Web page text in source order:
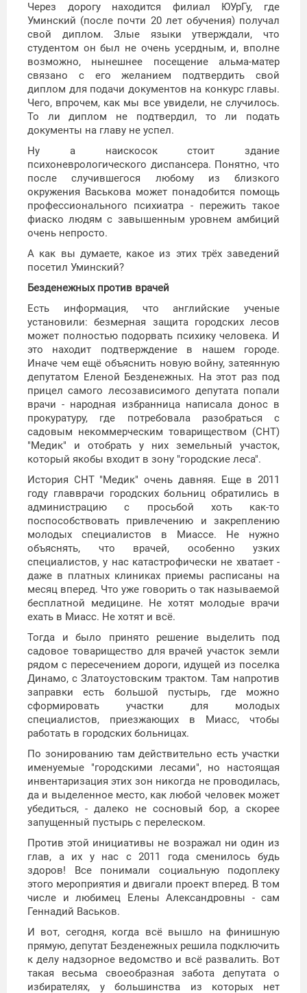
Через дорогу находится филиал ЮУрГу, где
Уминский (после почти 20 лет обучения) получал
свой диплом. Злые языки утверждали, что
студентом он был не очень усердным, и, вполне
возможно, нынешнее посещение альма-матер
связано с его желанием подтвердить свой
диплом для подачи документов на конкурс главы.
Чего, впрочем, как мы все увидели, не случилось.
То ли диплом не подтвердил, то ли подать
документы на главу не успел.
Ну а наискосок стоит здание
психоневрологического диспансера. Понятно, что
после случившегося любому из близкого
окружения Васькова может понадобится помощь
профессионального психиатра - пережить такое
фиаско людям с завышенным уровнем амбиций
очень непросто.
А как вы думаете, какое из этих трёх заведений
посетил Уминский?
Безденежных против врачей
Есть информация, что английские ученые
установили: безмерная защита городских лесов
может полностью подорвать психику человека. И
это находит подтверждение в нашем городе.
Иначе чем ещё объяснить новую войну, затеянную
депутатом Еленой Безденежных. На этот раз под
прицел самого лесозависимого депутата попали
врачи - народная избранница написала донос в
прокуратуру, где потребовала разобраться с
садовым некоммерческим товариществом (СНТ)
"Медик" и отобрать у них земельный участок,
который якобы входит в зону "городские леса".
История СНТ "Медик" очень давняя. Еще в 2011
году главврачи городских больниц обратились в
администрацию с просьбой хоть как-то
поспособствовать привлечению и закреплению
молодых специалистов в Миассе. Не нужно
объяснять, что врачей, особенно узких
специалистов, у нас катастрофически не хватает -
даже в платных клиниках приемы расписаны на
месяц вперед. Что уже говорить о так называемой
бесплатной медицине. Не хотят молодые врачи
ехать в Миасс. Не хотят и всё.
Тогда и было принято решение выделить под
садовое товарищество для врачей участок земли
рядом с пересечением дороги, идущей из поселка
Динамо, с Златоустовским трактом. Там напротив
заправки есть большой пустырь, где можно
сформировать участки для молодых
специалистов, приезжающих в Миасс, чтобы
работать в городских больницах.
По зонированию там действительно есть участки
именуемые "городскими лесами", но настоящая
инвентаризация этих зон никогда не проводилась,
да и выделенное место, как любой человек может
убедиться, - далеко не сосновый бор, а скорее
запущенный пустырь с перелеском.
Против этой инициативы не возражал ни один из
глав, а их у нас с 2011 года сменилось будь
здоров! Все понимали социальную подоплеку
этого мероприятия и двигали проект вперед. В том
числе и любимец Елены Александровны - сам
Геннадий Васьков.
И вот, сегодня, когда всё вышло на финишную
прямую, депутат Безденежных решила подключить
к делу надзорное ведомство и всё развалить. Вот
такая весьма своеобразная забота депутата о
избирателях, у большинства из которых нет